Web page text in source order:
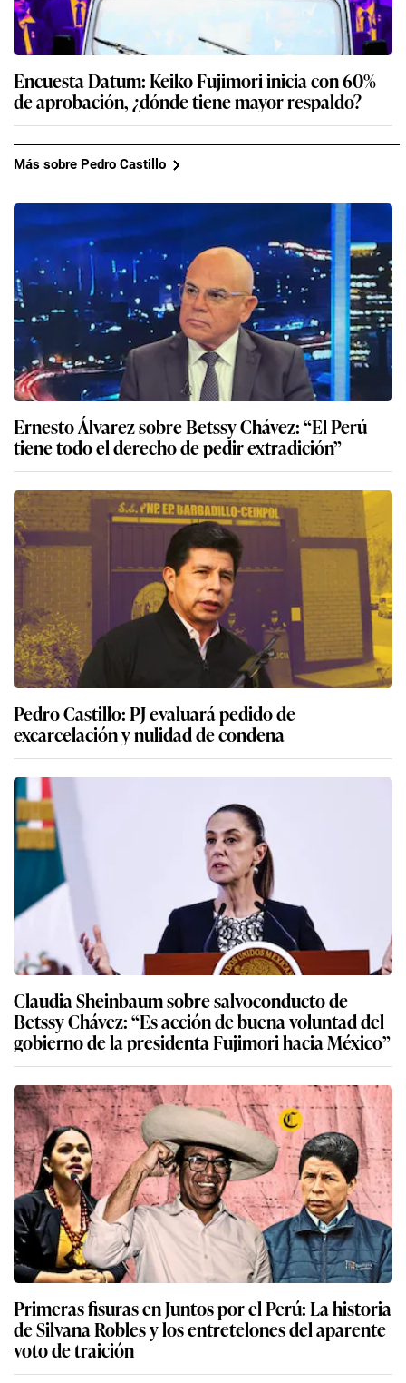
Encuesta Datum: Keiko Fujimori inicia con 60%
de aprobación, ¿dónde tiene mayor respaldo?
Más sobre Pedro Castillo
Ernesto Álvarez sobre Betssy Chávez: “El Perú
tiene todo el derecho de pedir extradición”
Pedro Castillo: PJ evaluará pedido de
excarcelación y nulidad de condena
Claudia Sheinbaum sobre salvoconducto de
Betssy Chávez: “Es acción de buena voluntad del
gobierno de la presidenta Fujimori hacia México”
Primeras fisuras en Juntos por el Perú: La historia
de Silvana Robles y los entretelones del aparente
voto de traición